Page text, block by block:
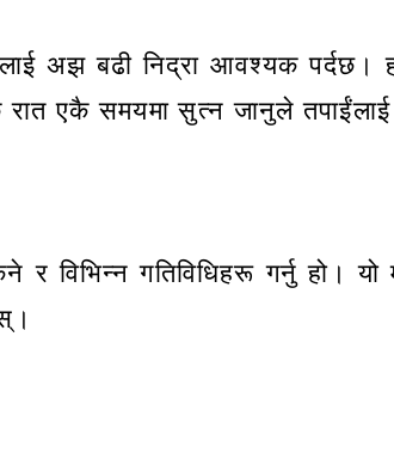
अझ बढी निद्रा आवश्यक
एकै समयमा सुत्न जानुले तपाईंलाई
र विभिन्न गतिविधिहरू गर्नु